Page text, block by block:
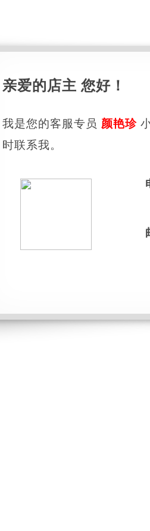
亲爱的店主 您好！
我是您的客服专员 颜艳珍
时联系我。